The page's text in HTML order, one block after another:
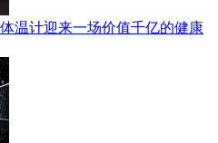
温计迎来一场价值千亿的健康